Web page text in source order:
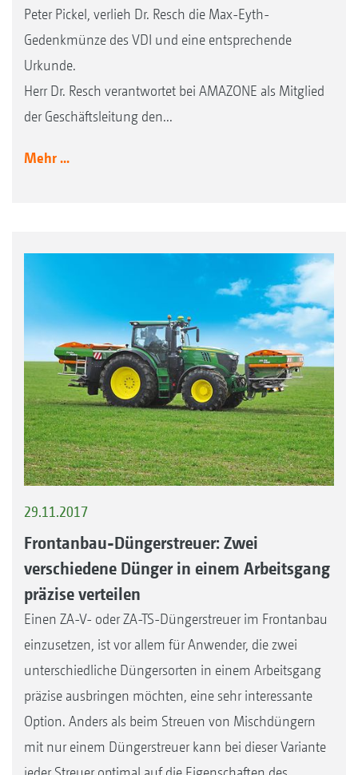
Peter Pickel, verlieh Dr. Resch die Max-Eyth-
Gedenkmünze des VDI und eine entsprechende
Urkunde.
Herr Dr. Resch verantwortet bei AMAZONE als Mitglied
der Geschäftsleitung den...
Mehr ...
29.11.2017
Frontanbau-Düngerstreuer: Zwei
verschiedene Dünger in einem Arbeitsgang
präzise verteilen
Einen ZA-V- oder ZA-TS-Düngerstreuer im Frontanbau
einzusetzen, ist vor allem für Anwender, die zwei
unterschiedliche Düngersorten in einem Arbeitsgang
präzise ausbringen möchten, eine sehr interessante
Option. Anders als beim Streuen von Mischdüngern
mit nur einem Düngerstreuer kann bei dieser Variante